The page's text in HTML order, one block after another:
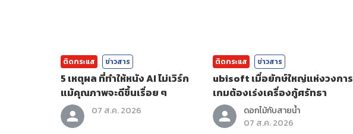
ติดกระแส ข่าวสาร
5 เหตุผล ที่ทำให้หนัง AI ไม่เวิร์ก
แม้คุณภาพจะดีขึ้นเรื่อย ๆ
07 ส.ค. 2026
ติดกระแส ข่าวสาร
ubisoft เมื่อยักษ์ใหญ่แห่งวงการ
เกมต้องเร่งเครื่องกู้ศรัทธา
ดอกไม้กับสายน้ำ
07 ส.ค. 2026